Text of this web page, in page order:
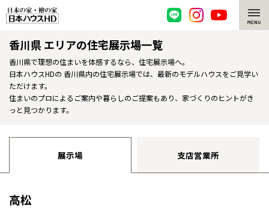
脱炭素・檜の家
環境にやさしい、脱炭素社会の住宅
檜・木造住宅
耐震構造
高断熱・高気密の家
選ばれる理由
檜の魅力
檜の魅力 トップ
1000年を超えて生きる檜
注文住宅
グレートステージ
リフォーム
香川県 エリアの住宅展示場一覧
香川県で理想の住まいを体感するなら、住宅展示場へ。
日本ハウスHDの 香川県内の住宅展示場では、最新のモデルハウスをご見学い
ただけます。
住まいのプロによるご案内や暮らしのご提案もあり、家づくりのヒントがき
っと見つかります。
展示場 支店営業所
高松